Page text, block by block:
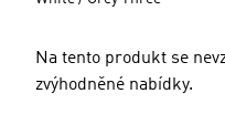
Na tento produkt se
zvýhodněné nabídky.